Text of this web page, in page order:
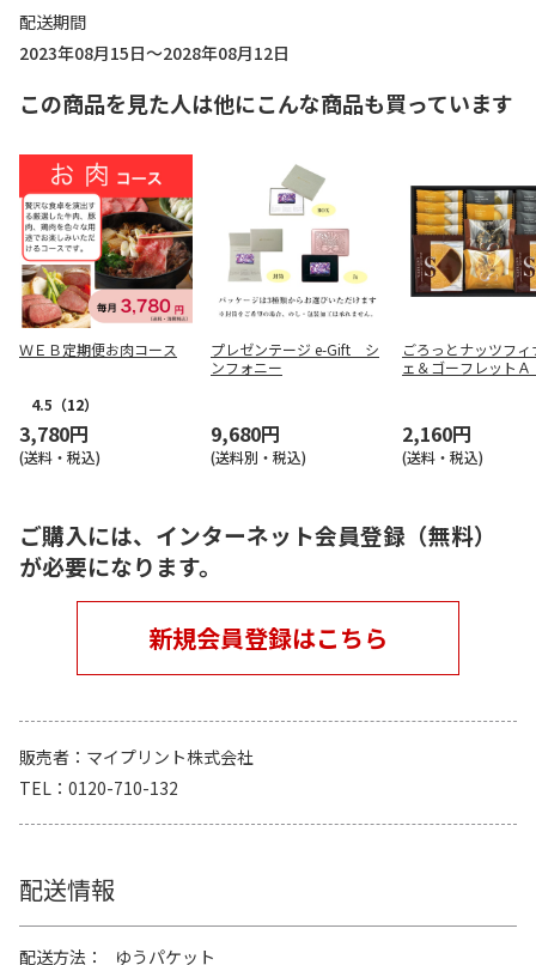
配送期間
2023年08月15日～2028年08月12日
この商品を見た人は他にこんな商品も買っています
ＷＥＢ定期便お肉コース
4.5 （12）
3,780円
(送料・税込)
プレゼンテージ e-Gift シ
ンフォニー
9,680円
(送料別・税込)
ごろっとナッツフィ
ェ＆ゴーフレットＡ
2,160円
(送料・税込)
ご購入には、インターネット会員登録（無料）
が必要になります。
新規会員登録はこちら
販売者
マイプリント株式会社
TEL
0120-710-132
配送情報
配送方法
ゆうパケット